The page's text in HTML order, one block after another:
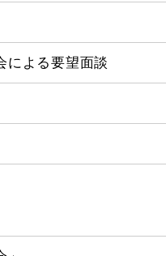
による要望面談